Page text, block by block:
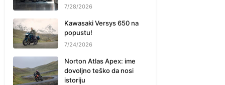
7/28/2026
Kawasaki Versys 650 na
popustu!
7/24/2026
Norton Atlas Apex: ime
dovoljno teško da nosi
istoriju